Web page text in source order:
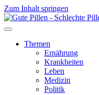
Zum Inhalt springen
Themen
Ernährung
Krankheiten
Leben
Medizin
Politik